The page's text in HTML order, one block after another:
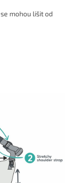
mohou lišit od